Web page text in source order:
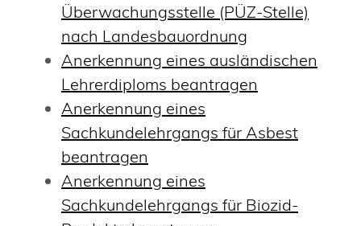
Überwachungsstelle (PÜZ-Stelle)
nach Landesbauordnung
Anerkennung eines ausländischen
Lehrerdiploms beantragen
Anerkennung eines
Sachkundelehrgangs für Asbest
beantragen
Anerkennung eines
Sachkundelehrgangs für Biozid-